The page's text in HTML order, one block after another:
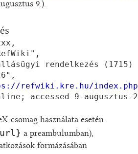
9.).
rendelkezés (1715)
refwiki.kre.hu/
accessed 9-augusztus-
csomag használata esetén
a preambulumban),
formázásában